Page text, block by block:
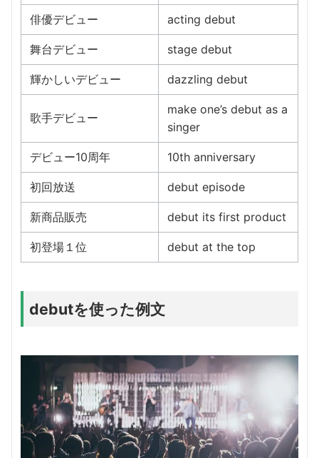
俳優デビュー acting debut
舞台デビュー stage debut
輝かしいデビュー dazzling debut
歌手デビュー
make one’s debut as a
singer
デビュー10周年 10th anniversary
初回放送 debut episode
新商品販売 debut its first product
初登場１位 debut at the top
debutを使った例文